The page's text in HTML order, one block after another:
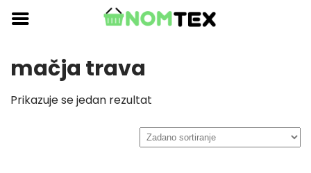
Skip
content
mačja trava
Prikazuje se jedan rezultat